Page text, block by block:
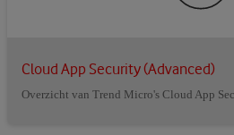
Cloud App Security (Advanced)
Overzicht van Trend Micro's Cloud App